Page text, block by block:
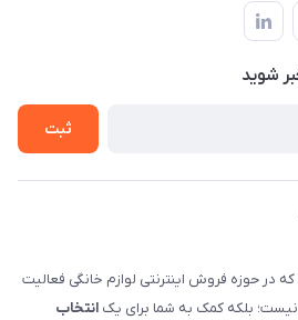
عباسی) - "تحویل حضوری فقط با
شوید
ثبت
که در حوزه فروش اینترنتی لوازم خانگی فعالیت
بلکه کمک به شما برای یک انتخاب